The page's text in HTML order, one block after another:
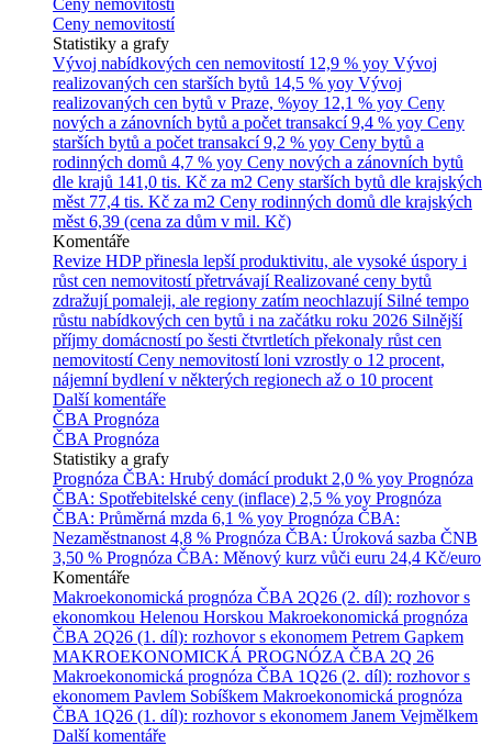
Ceny nemovitostí
Ceny nemovitostí
Statistiky a grafy
Vývoj nabídkových cen nemovitostí 12,9 % yoy Vývoj
realizovaných cen starších bytů 14,5 % yoy Vývoj
realizovaných cen bytů v Praze, %yoy 12,1 % yoy Ceny
nových a zánovních bytů a počet transakcí 9,4 % yoy Ceny
starších bytů a počet transakcí 9,2 % yoy Ceny bytů a
rodinných domů 4,7 % yoy Ceny nových a zánovních bytů
dle krajů 141,0 tis. Kč za m2 Ceny starších bytů dle krajských
měst 77,4 tis. Kč za m2 Ceny rodinných domů dle krajských
měst 6,39 (cena za dům v mil. Kč)
Komentáře
Revize HDP přinesla lepší produktivitu, ale vysoké úspory i
růst cen nemovitostí přetrvávají Realizované ceny bytů
zdražují pomaleji, ale regiony zatím neochlazují Silné tempo
růstu nabídkových cen bytů i na začátku roku 2026 Silnější
příjmy domácností po šesti čtvrtletích překonaly růst cen
nemovitostí Ceny nemovitostí loni vzrostly o 12 procent,
nájemní bydlení v některých regionech až o 10 procent
Další komentáře
ČBA Prognóza
ČBA Prognóza
Statistiky a grafy
Prognóza ČBA: Hrubý domácí produkt 2,0 % yoy Prognóza
ČBA: Spotřebitelské ceny (inflace) 2,5 % yoy Prognóza
ČBA: Průměrná mzda 6,1 % yoy Prognóza ČBA:
Nezaměstnanost 4,8 % Prognóza ČBA: Úroková sazba ČNB
3,50 % Prognóza ČBA: Měnový kurz vůči euru 24,4 Kč/euro
Komentáře
Makroekonomická prognóza ČBA 2Q26 (2. díl): rozhovor s
ekonomkou Helenou Horskou Makroekonomická prognóza
ČBA 2Q26 (1. díl): rozhovor s ekonomem Petrem Gapkem
MAKROEKONOMICKÁ PROGNÓZA ČBA 2Q 26
Makroekonomická prognóza ČBA 1Q26 (2. díl): rozhovor s
ekonomem Pavlem Sobíškem Makroekonomická prognóza
ČBA 1Q26 (1. díl): rozhovor s ekonomem Janem Vejmělkem
Další komentáře